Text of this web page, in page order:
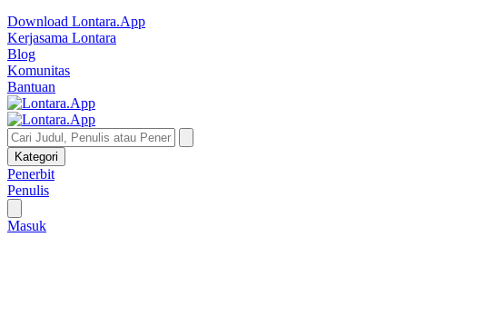
Download Lontara.App
Kerjasama Lontara
Blog
Komunitas
Bantuan
Kategori
Penerbit
Penulis
Masuk